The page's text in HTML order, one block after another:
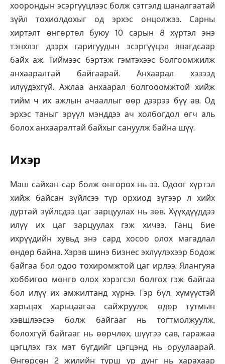
хоорондын эсэргүүцлээс болж сэтгэлд шаналгаатай
зүйл тохиолдохыг од эрхэс онцолжээ. Сарны
хиртэлт өнгөртөл буюу 10 сарын 8 хүртэл энэ
тэнхлэг дээрх гаригуудын эсэргүүцэл явагдсаар
байх аж. Тиймээс бэртэж гэмтэхээс болгоомжилж
анхааралтай байгаарай. Анхаарал хэзээд
илүүдэхгүй. Ажлаа анхаарал болгооомжтой хийж
тийм ч их ажлын ачааллыг өөр дээрээ бүү ав. Од
эрхэс таныг эрүүл мэнддээ ач холбогдол өгч аль
болох анхааралтай байхыг сануулж байна шүү.
Ихэр
Маш сайхан сар болж өнгөрөх нь ээ. Одоог хүртэл
хийж байсан зүйлсээ түр орхиод зүгээр л хийх
дуртай зүйлсдээ цаг зарцуулах нь зөв. Хүүхдүүддээ
илүү их цаг зарцуулах гэж хичээ. Ганц бие
ихрүүдийн хувьд энэ сард хосоо олох магадлал
өндөр байна. Хэрэв шинэ бизнес эхлүүлэхээр бодож
байгаа бол одоо тохиромжтой цаг ирлээ. Ялангуяа
хоббигоо мөнгө олох хэрэгсэл болгох гэж байгаа
бол илүү их амжилтанд хүрнэ. Гэр бүл, хүмүүстэй
харьцах харьцаагаа сайжруулж, өдөр тутмын
хэвшлээсээ болж байгааг нь тогтмолжуулж,
болохгүй байгааг нь өөрчлөх, шүүгээ сав, гаражаа
цэгцлэх гэх мэт бүгдийг цэгцэнд нь оруулаарай.
Өнгөрсөн 2 жилийн турш үр дүнг нь харахаар